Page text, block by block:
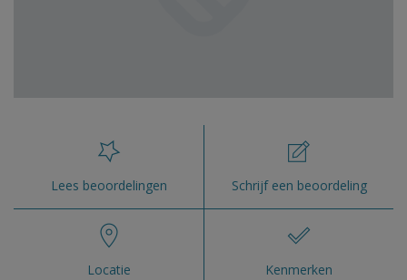
Lees beoordelingen Schrijf een beoordeling
Locatie Kenmerken